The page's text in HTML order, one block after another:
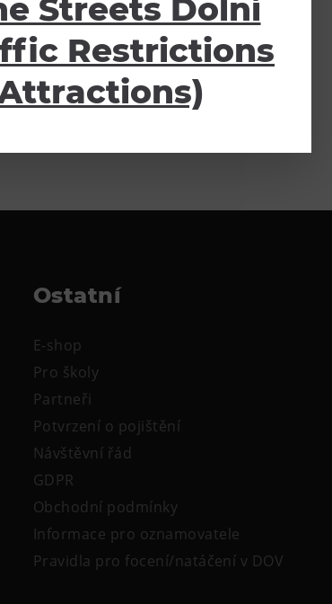
Ostatní
E-shop
Pro školy
Partneři
Potvrzení o pojištění
Návštěvní řád
GDPR
Obchodní podmínky
Informace pro oznamovatele
Pravidla pro focení/natáčení v DOV
Streets Dolní
Restrictions